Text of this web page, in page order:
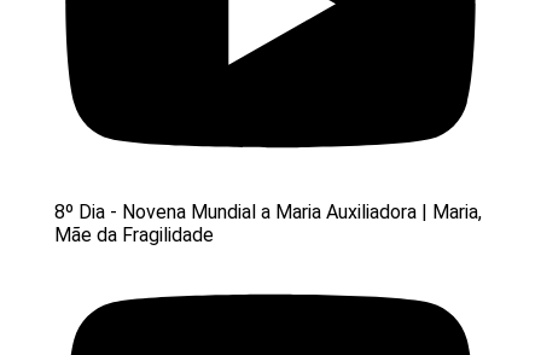
8º Dia - Novena Mundial a Maria Auxiliadora | Maria,
Mãe da Fragilidade